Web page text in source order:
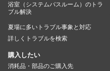
浴室（システムバスルーム）のトラ
ブル解決
夏場に多いトラブル事象と対応
詳しくトラブルを検索
購入したい
消耗品・部品のご購入先